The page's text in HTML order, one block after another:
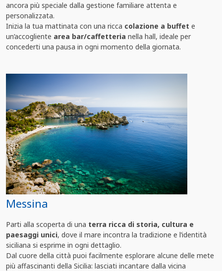
ancora più speciale dalla gestione familiare attenta e
personalizzata.
Inizia la tua mattinata con una ricca colazione a buffet e
un’accogliente area bar/caffetteria nella hall, ideale per
concederti una pausa in ogni momento della giornata.
Messina
Parti alla scoperta di una terra ricca di storia, cultura e
paesaggi unici, dove il mare incontra la tradizione e l’identità
siciliana si esprime in ogni dettaglio.
Dal cuore della città puoi facilmente esplorare alcune delle mete
più affascinanti della Sicilia: lasciati incantare dalla vicina